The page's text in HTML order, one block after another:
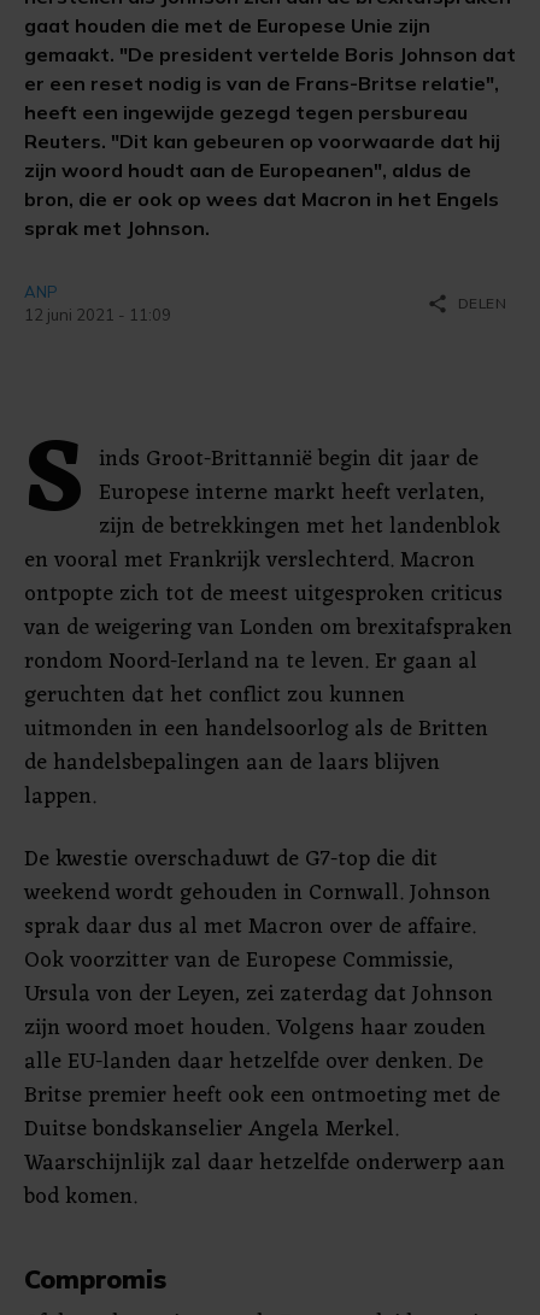
gaat houden die met de Europese Unie zijn
gemaakt. "De president vertelde Boris Johnson dat
er een reset nodig is van de Frans-Britse relatie",
heeft een ingewijde gezegd tegen persbureau
Reuters. "Dit kan gebeuren op voorwaarde dat hij
zijn woord houdt aan de Europeanen", aldus de
bron, die er ook op wees dat Macron in het Engels
sprak met Johnson.
ANP
12 juni 2021 - 11:09
share DELEN
S inds Groot-Brittannië begin dit jaar de
Europese interne markt heeft verlaten,
zijn de betrekkingen met het landenblok
en vooral met Frankrijk verslechterd. Macron
ontpopte zich tot de meest uitgesproken criticus
van de weigering van Londen om brexitafspraken
rondom Noord-Ierland na te leven. Er gaan al
geruchten dat het conflict zou kunnen
uitmonden in een handelsoorlog als de Britten
de handelsbepalingen aan de laars blijven
lappen.
De kwestie overschaduwt de G7-top die dit
weekend wordt gehouden in Cornwall. Johnson
sprak daar dus al met Macron over de affaire.
Ook voorzitter van de Europese Commissie,
Ursula von der Leyen, zei zaterdag dat Johnson
zijn woord moet houden. Volgens haar zouden
alle EU-landen daar hetzelfde over denken. De
Britse premier heeft ook een ontmoeting met de
Duitse bondskanselier Angela Merkel.
Waarschijnlijk zal daar hetzelfde onderwerp aan
bod komen.
Compromis